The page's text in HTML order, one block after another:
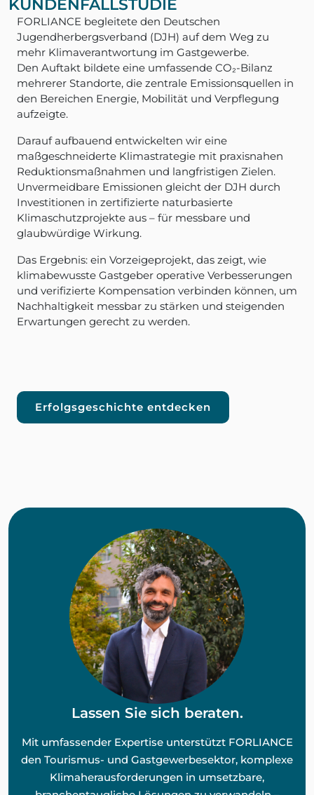
KUNDENFALLSTUDIE
FORLIANCE begleitete den Deutschen
Jugendherbergsverband (DJH) auf dem Weg zu
mehr Klimaverantwortung im Gastgewerbe.
Den Auftakt bildete eine umfassende CO₂-Bilanz
mehrerer Standorte, die zentrale Emissionsquellen in
den Bereichen Energie, Mobilität und Verpflegung
aufzeigte.
Darauf aufbauend entwickelten wir eine
maßgeschneiderte Klimastrategie mit praxisnahen
Reduktionsmaßnahmen und langfristigen Zielen.
Unvermeidbare Emissionen gleicht der DJH durch
Investitionen in zertifizierte naturbasierte
Klimaschutzprojekte aus – für messbare und
glaubwürdige Wirkung.
Das Ergebnis: ein Vorzeigeprojekt, das zeigt, wie
klimabewusste Gastgeber operative Verbesserungen
und verifizierte Kompensation verbinden können, um
Nachhaltigkeit messbar zu stärken und steigenden
Erwartungen gerecht zu werden.
Erfolgsgeschichte entdecken
Lassen Sie sich beraten.
Mit umfassender Expertise unterstützt FORLIANCE
den Tourismus- und Gastgewerbesektor, komplexe
Klimaherausforderungen in umsetzbare,